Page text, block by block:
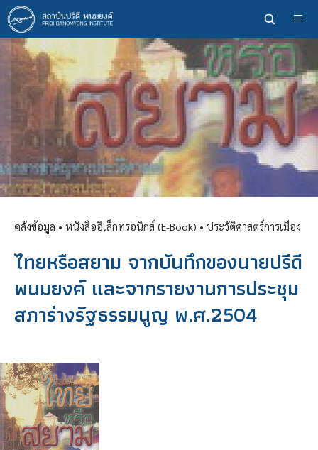
ข้าม
ไป
ยัง
เนื้อหา
คลังข้อมูล • หนังสืออิเล็กทรอนิกส์ (E-Book) • ประวัติศาสตร์การเมือง
ไทยหรือสยาม จากบันทึกของนายปรีดี
พนมยงค์ และจากรายงานการประชุม
สภาร่างรัฐธรรมนูญ พ.ศ.2504